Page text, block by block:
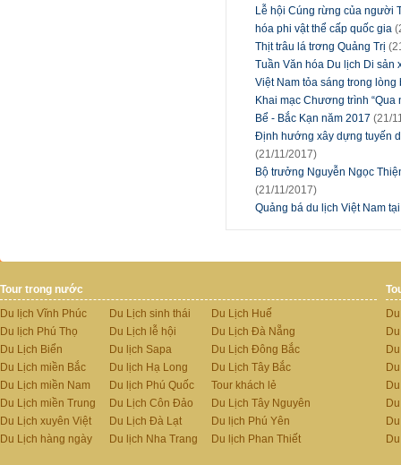
Lễ hội Cúng rừng của người
hóa phi vật thể cấp quốc gia
Thịt trâu lá trơng Quảng Trị
Tuần Văn hóa Du lịch Di sản
Việt Nam tỏa sáng trong
Khai mạc Chương trình “Qua
Bể - Bắc Kạn năm 2017 (21/
Định hướng xây dựng tuyến
(21/11/2017)
Bộ trưởng Nguyễn Ngọc
(21/11/2017)
Quảng bá du lịch Việt Nam
Tour trong nước
Du lịch Vĩnh Phúc
Du lịch Phú Thọ
Du Lịch Biển
Du Lịch miền Bắc
Du Lịch miền Nam
Du Lịch miền Trung
Du Lịch xuyên Việt
Du Lịch hàng ngày
Du Lịch sinh thái
Du Lịch lễ hội
Du lịch Sapa
Du lịch Hạ Long
Du lịch Phú Quốc
Du Lịch Côn Đảo
Du Lịch Đà Lạt
Du lịch Nha Trang
Du Lịch Huế
Du Lịch Đà Nẵng
Du Lịch Đông Bắc
Du Lịch Tây Bắc
Tour khách lẻ
Du Lịch Tây Nguyên
Du lịch Phú Yên
Du lịch Phan Thiết